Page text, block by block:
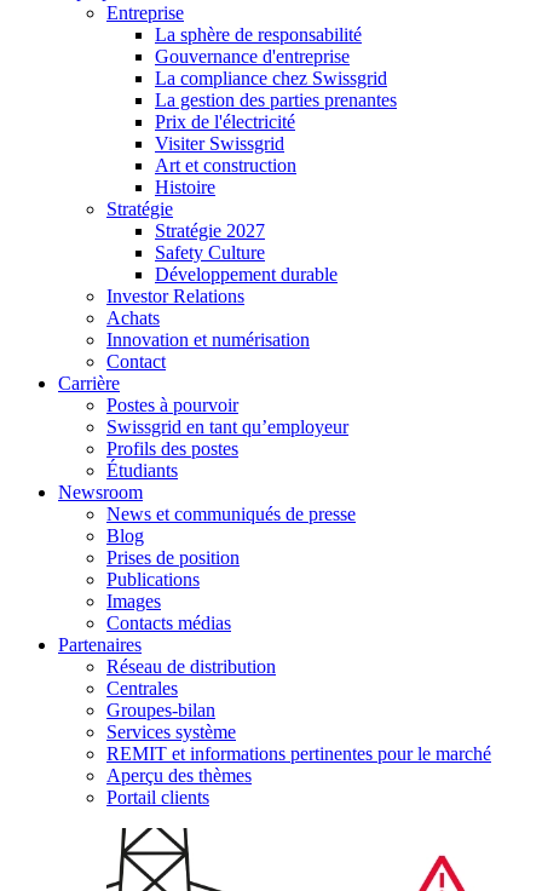
Entreprise
La sphère de responsabilité
Gouvernance d'entreprise
La compliance chez Swissgrid
La gestion des parties prenantes
Prix de l'électricité
Visiter Swissgrid
Art et construction
Histoire
Stratégie
Stratégie 2027
Safety Culture
Développement durable
Investor Relations
Achats
Innovation et numérisation
Contact
Carrière
Postes à pourvoir
Swissgrid en tant qu’employeur
Profils des postes
Étudiants
Newsroom
News et communiqués de presse
Blog
Prises de position
Publications
Images
Contacts médias
Partenaires
Réseau de distribution
Centrales
Groupes-bilan
Services système
REMIT et informations pertinentes pour le marché
Aperçu des thèmes
Portail clients